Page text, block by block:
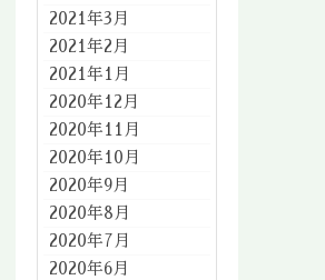
2021年3月
2021年2月
2021年1月
2020年12月
2020年11月
2020年10月
2020年9月
2020年8月
2020年7月
2020年6月